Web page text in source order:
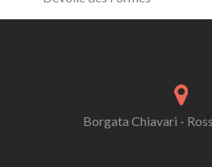
Borgata Chiavari -